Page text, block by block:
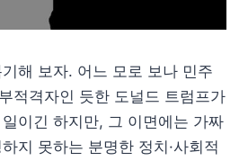
해 보자. 어느 모로 보나 민주
적격자인 듯한 도널드 트럼프가
이긴 하지만, 그 이면에는 가짜
지 못하는 분명한 정치·사회적